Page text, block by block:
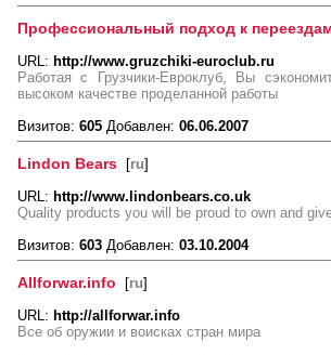
Профессиональный подход к
URL: http://www.gruzchiki-euroclub.ru
Работая с Грузчики-Евроклуб, Вы
высоком качестве проделанной работы
Визитов: 605 Добавлен: 06.06.2007
Lindon Bears [ru]
URL: http://www.lindonbears.co.uk
Quality products you will be proud to own and
Визитов: 603 Добавлен: 03.10.2004
Allforwar.info [ru]
URL: http://allforwar.info
Все об оружии и воисках стран мира